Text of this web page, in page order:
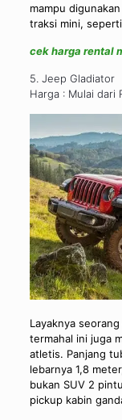
mampu
traksi mini,
cek harga rental
5. Jeep Gladiator
Harga : Mulai dari
Layaknya
termahal ini juga
atletis. Panjang
lebarnya 1,8
bukan SUV 2
pickup kabin